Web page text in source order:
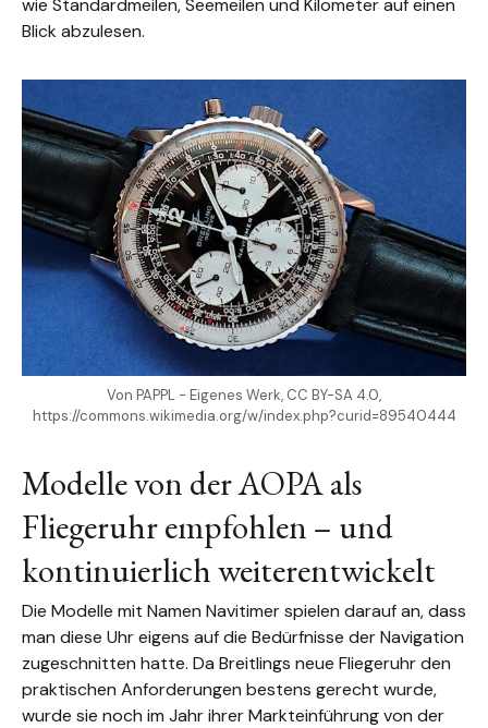
wie Standardmeilen, Seemeilen und Kilometer auf einen
Blick abzulesen.
Von PAPPL - Eigenes Werk, CC BY-SA 4.0,
https://commons.wikimedia.org/w/index.php?curid=89540444
Modelle von der AOPA als
Fliegeruhr empfohlen – und
kontinuierlich weiterentwickelt
Die Modelle mit Namen Navitimer spielen darauf an, dass
man diese Uhr eigens auf die Bedürfnisse der Navigation
zugeschnitten hatte. Da Breitlings neue Fliegeruhr den
praktischen Anforderungen bestens gerecht wurde,
wurde sie noch im Jahr ihrer Markteinführung von der